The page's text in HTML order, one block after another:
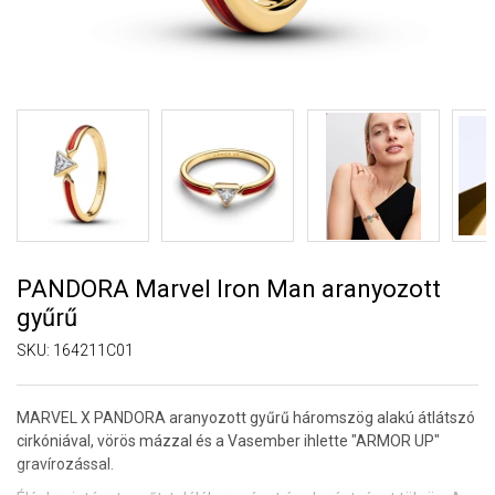
PANDORA Marvel Iron Man aranyozott
gyűrű
SKU: 164211C01
MARVEL X PANDORA aranyozott gyűrű háromszög alakú átlátszó
cirkóniával, vörös mázzal és a Vasember ihlette "ARMOR UP"
gravírozással.